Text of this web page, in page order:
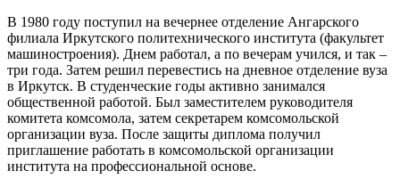
В 1980 году поступил на вечернее отделение Ангарского
филиала Иркутского политехнического института (факультет
машиностроения). Днем работал, а по вечерам учился, и так –
три года. Затем решил перевестись на дневное отделение вуза
в Иркутск. В студенческие годы активно занимался
общественной работой. Был заместителем руководителя
комитета комсомола, затем секретарем комсомольской
организации вуза. После защиты диплома получил
приглашение работать в комсомольской организации
института на профессиональной основе.